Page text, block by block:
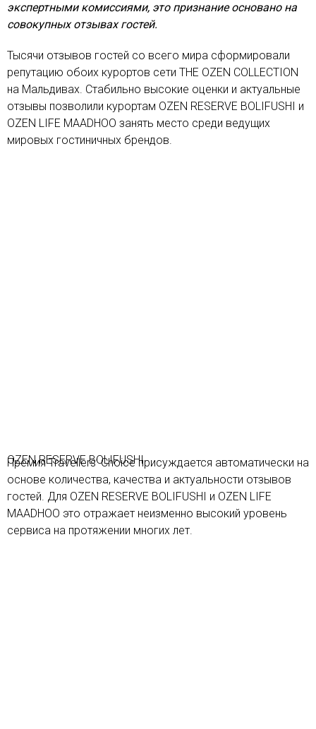
экспертными комиссиями, это признание основано на
совокупных отзывах гостей.
Тысячи отзывов гостей со всего мира сформировали
репутацию обоих курортов сети THE OZEN COLLECTION
на Мальдивах. Стабильно высокие оценки и актуальные
отзывы позволили курортам OZEN RESERVE BOLIFUSHI и
OZEN LIFE MAADHOO занять место среди ведущих
мировых гостиничных брендов.
OZEN RESERVE BOLIFUSHI
Премия Travellers’ Choice присуждается автоматически на
основе количества, качества и актуальности отзывов
гостей. Для OZEN RESERVE BOLIFUSHI и OZEN LIFE
MAADHOO это отражает неизменно высокий уровень
сервиса на протяжении многих лет.